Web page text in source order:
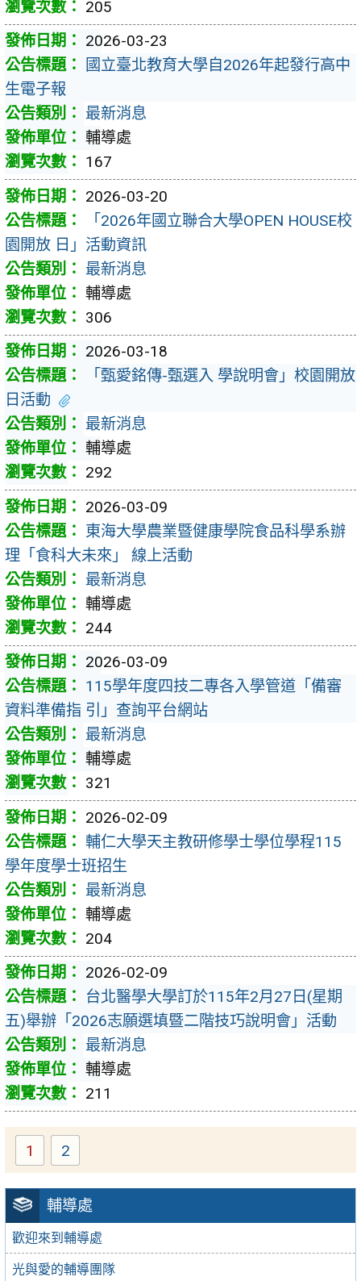
輔導處
歡迎來到輔導處
光與愛的輔導團隊
205
2026-03-23
國立臺北教育大學自2026年起發行高中
生電子報
最新消息
輔導處
167
2026-03-20
「2026年國立聯合大學OPEN HOUSE校
園開放 日」活動資訊
最新消息
輔導處
306
2026-03-18
「甄愛銘傳-甄選入 學說明會」校園開放
日活動
最新消息
輔導處
292
2026-03-09
東海大學農業暨健康學院食品科學系辦
理「食科大未來」 線上活動
最新消息
輔導處
244
2026-03-09
115學年度四技二專各入學管道「備審
資料準備指 引」查詢平台網站
最新消息
輔導處
321
2026-02-09
輔仁大學天主教研修學士學位學程115
學年度學士班招生
最新消息
輔導處
204
2026-02-09
台北醫學大學訂於115年2月27日(星期
五)舉辦「2026志願選填暨二階技巧說明會」活動
最新消息
輔導處
211
1 2